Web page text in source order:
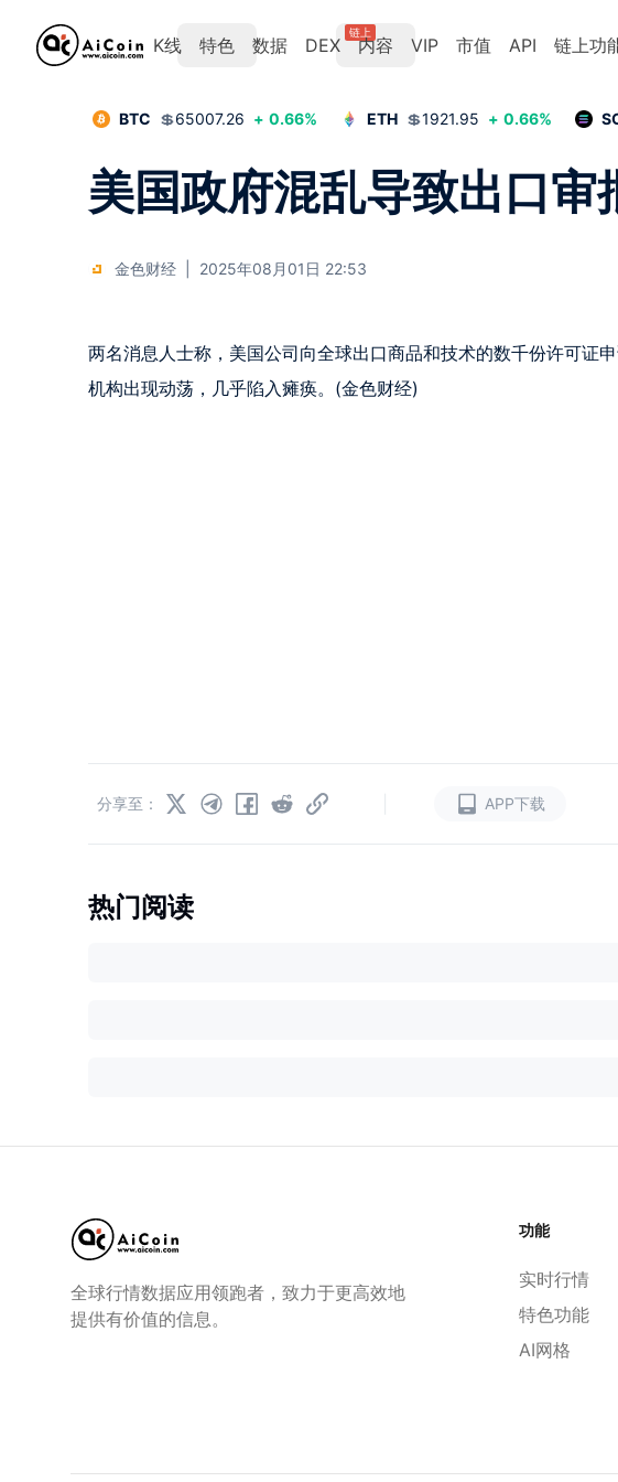
K线 特色 数据 DEX
链上
内容 VIP 市值 API 链上功
BTC 💲65007.26 + 0.66% ETH 💲1921.95 + 0.66%
美国政府混乱导致出口审
金色财经 2025年08月01日 22:53
两名消息人士称，美国公司向全球出口商品和技术的数千份许可证
机构出现动荡，几乎陷入瘫痪。(金色财经)
APP下载
分享至：
热门阅读
全球行情数据应用领跑者，致力于更高效地
提供有价值的信息。
功能
实时行情
特色功能
AI网格